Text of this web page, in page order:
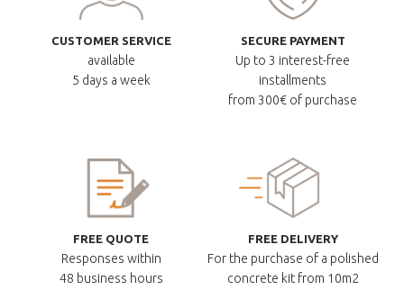
CUSTOMER SERVICE
available
5 days a week
SECURE PAYMENT
Up to 3 interest-free
installments
from 300€ of purchase
FREE QUOTE
Responses within
48 business hours
FREE DELIVERY
For the purchase of a polished
concrete kit from 10m2